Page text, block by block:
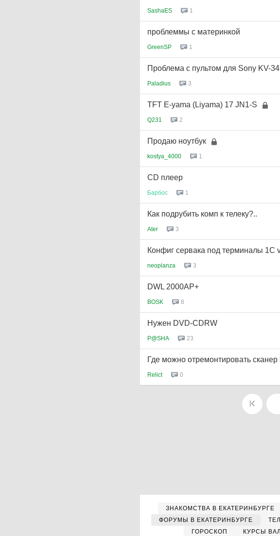
SashaES 1
проблеммы с материнкой
GreenSP 1
Проблема с пультом для Sony KV-
Paladius 3
TFT E-yama (Liyama) 17 JN1-S
Q231 2
Продаю ноутбук
kostya_4000 1
CD плеер
Барбос 1
Как подрубить комп к телеку?..
Ater 3
Конфиг сервака под терминалы 1С
neoplanza 3
DWL 2000AP+
BOSK 8
Нужен DVD-CDRW
P@SHA 23
Где можно отремонтировать сканер
Relict 0
ЗНАКОМСТВА В ЕКАТЕРИНБУРГЕ
ФОРУМЫ В ЕКАТЕРИНБУРГЕ
ГОРОСКОП
КУРСЫ